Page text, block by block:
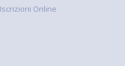
Iscrizioni Online